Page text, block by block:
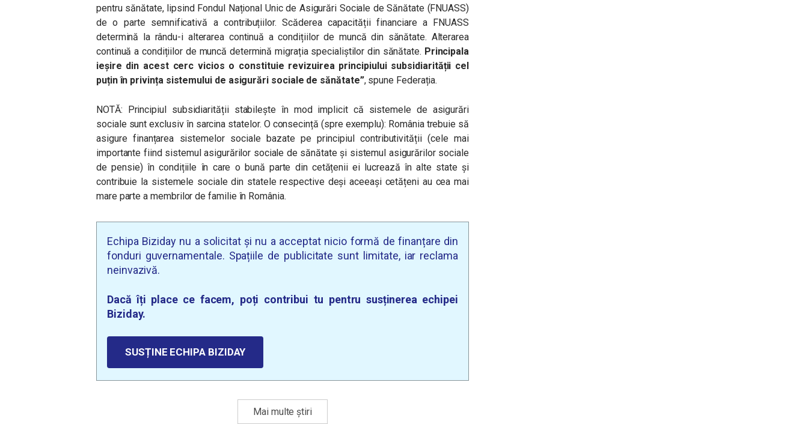
pentru sănătate, lipsind Fondul Național Unic de Asigurări Sociale de Sănătate (FNUASS)
de o parte semnificativă a contribuțiilor. Scăderea capacității financiare a FNUASS
determină la rându-i alterarea continuă a condițiilor de muncă din sănătate. Alterarea
continuă a condițiilor de muncă determină migrația specialiștilor din sănătate. Principala
ieșire din acest cerc vicios o constituie revizuirea principiului subsidiarității cel
puțin în privința sistemului de asigurări sociale de sănătate”, spune Federația.
NOTĂ: Principiul subsidiarității stabilește în mod implicit că sistemele de asigurări
sociale sunt exclusiv în sarcina statelor. O consecință (spre exemplu): România trebuie să
asigure finanțarea sistemelor sociale bazate pe principiul contributivității (cele mai
importante fiind sistemul asigurărilor sociale de sănătate și sistemul asigurărilor sociale
de pensie) în condițiile în care o bună parte din cetățenii ei lucrează în alte state și
contribuie la sistemele sociale din statele respective deși aceeași cetățeni au cea mai
mare parte a membrilor de familie în România.
Echipa Biziday nu a solicitat și nu a acceptat nicio formă de finanțare din
fonduri guvernamentale. Spațiile de publicitate sunt limitate, iar reclama
neinvazivă.
Dacă îți place ce facem, poți contribui tu pentru susținerea echipei
Biziday.
SUSȚINE ECHIPA BIZIDAY
Mai multe știri